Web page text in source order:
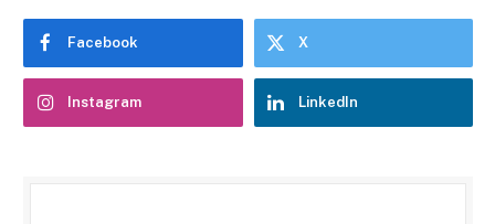
Facebook X
Instagram LinkedIn